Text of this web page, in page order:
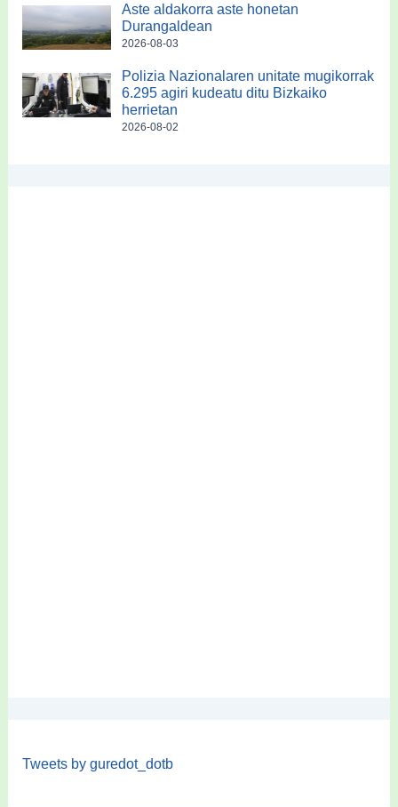
Aste aldakorra aste honetan
Durangaldean
2026-08-03
Polizia Nazionalaren unitate mugikorrak
6.295 agiri kudeatu ditu Bizkaiko
herrietan
2026-08-02
Tweets by guredot_dotb